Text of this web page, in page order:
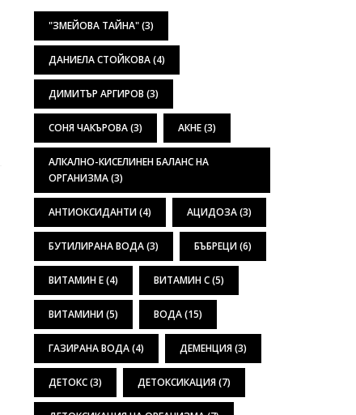
"ЗМЕЙОВА ТАЙНА"(3)
ДАНИЕЛА СТОЙКОВА(4)
ДИМИТЪР АРГИРОВ (3)
СОНЯ ЧАКЪРОВА(3) АКНЕ(3)
АЛКАЛНО-КИСЕЛИНЕН БАЛАНС НА
ОРГАНИЗМА(3)
АНТИОКСИДАНТИ(4) АЦИДОЗА(3)
БУТИЛИРАНА ВОДА(3) БЪБРЕЦИ(6)
ВИТАМИН Е(4) ВИТАМИН С(5)
ВИТАМИНИ(5) ВОДА(15)
ГАЗИРАНА ВОДА(4) ДЕМЕНЦИЯ(3)
ДЕТОКС(3) ДЕТОКСИКАЦИЯ(7)